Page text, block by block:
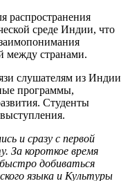
распространения
среде Индии, что
между странами.
слушателям из Индии
программы,
Студенты
и сразу с первой
За короткое время
добиваться
языка и Культуры